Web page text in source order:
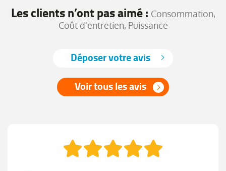
Les clients n’ont pas aimé : Consommation,
Coût d'entretien, Puissance
Déposer votre avis
Voir tous les avis